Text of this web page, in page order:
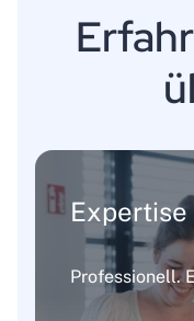
Expertise
Professionell.